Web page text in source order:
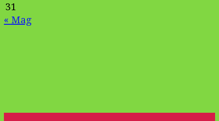
31
« Mag